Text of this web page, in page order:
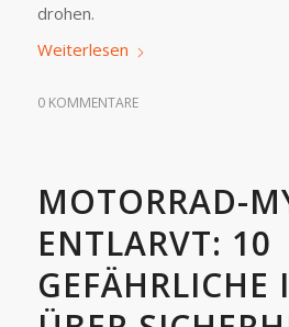
drohen.
Weiterlesen
0 KOMMENTARE
MOTORRAD-
ENTLARVT: 10
GEFÄHRLICHE